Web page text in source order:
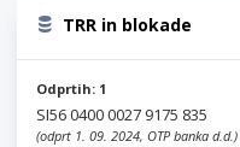
TRR in blokade
Odprtih: 1
SI56 0400 0027 9175 835
(odprt 1. 09. 2024, OTP banka d.d.)